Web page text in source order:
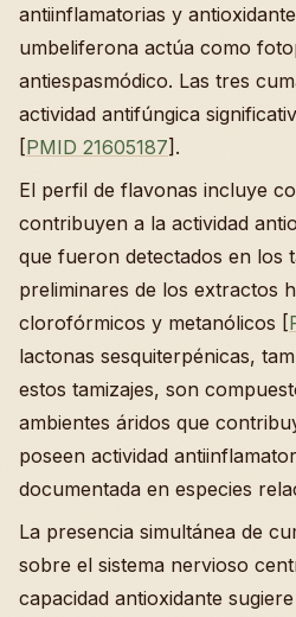
antiinflamatorias y
umbeliferona actúa como
antiespasmódico. Las tres
actividad antifúngica
[PMID 21605187].
El perfil de flavonas incluye
contribuyen a la actividad
que fueron detectados en los
preliminares de los extractos
clorofórmicos y metanólicos [
lactonas sesquiterpénicas,
estos tamizajes, son
ambientes áridos que
poseen actividad
documentada en especies
La presencia simultánea de
sobre el sistema nervioso
capacidad antioxidante